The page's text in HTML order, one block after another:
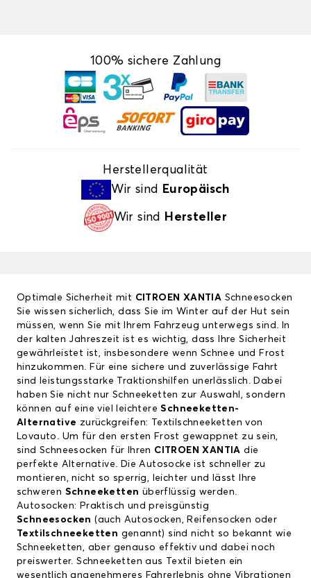
100% sichere Zahlung
Herstellerqualität
Wir sind
Europäisch
Wir sind Hersteller
Optimale Sicherheit mit CITROEN XANTIA Schneesocken
Sie wissen sicherlich, dass Sie im Winter auf der Hut sein
müssen, wenn Sie mit Ihrem Fahrzeug unterwegs sind. In
der kalten Jahreszeit ist es wichtig, dass Ihre Sicherheit
gewährleistet ist, insbesondere wenn Schnee und Frost
hinzukommen. Für eine sichere und zuverlässige Fahrt
sind leistungsstarke Traktionshilfen unerlässlich. Dabei
haben Sie nicht nur Schneeketten zur Auswahl, sondern
können auf eine viel leichtereSchneeketten-
Alternative zurückgreifen: Textilschneeketten von
Lovauto. Um für den ersten Frost gewappnet zu sein,
sind Schneesocken für Ihren CITROEN XANTIA die
perfekte Alternative. Die Autosocke ist schneller zu
montieren, nicht so sperrig, leichter und lässt Ihre
schweren Schneeketten überflüssig werden.
Autosocken: Praktisch und preisgünstig
Schneesocken (auch Autosocken, Reifensocken oder
Textilschneeketten genannt) sind nicht so bekannt wie
Schneeketten, aber genauso effektiv und dabei noch
preiswerter. Schneeketten aus Textil bieten ein
wesentlich angenehmeres Fahrerlebnis ohne Vibrationen